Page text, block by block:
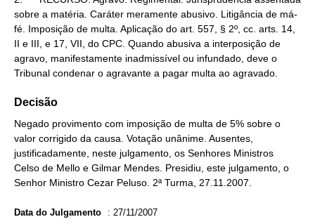
sobre a matéria. Caráter meramente abusivo. Litigância de má-
fé. Imposição de multa. Aplicação do art. 557, § 2º, cc. arts. 14,
II e III, e 17, VII, do CPC. Quando abusiva a interposição de
agravo, manifestamente inadmissível ou infundado, deve o
Tribunal condenar o agravante a pagar multa ao agravado.
Decisão
Negado provimento com imposição de multa de 5% sobre o
valor corrigido da causa. Votação unânime. Ausentes,
justificadamente, neste julgamento, os Senhores Ministros
Celso de Mello e Gilmar Mendes. Presidiu, este julgamento, o
Senhor Ministro Cezar Peluso. 2ª Turma, 27.11.2007.
Data do Julgamento : 27/11/2007